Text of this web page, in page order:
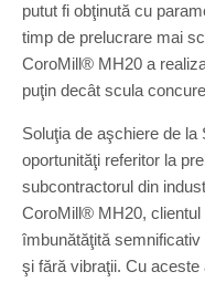
putut fi obţinută cu
timp de prelucrare mai
CoroMill® MH20 a
puţin decât scula
Soluţia de aşchiere de
oportunităţi referitor la
subcontractorul din
CoroMill® MH20, clientul
îmbunătăţită
şi fără vibraţii. Cu